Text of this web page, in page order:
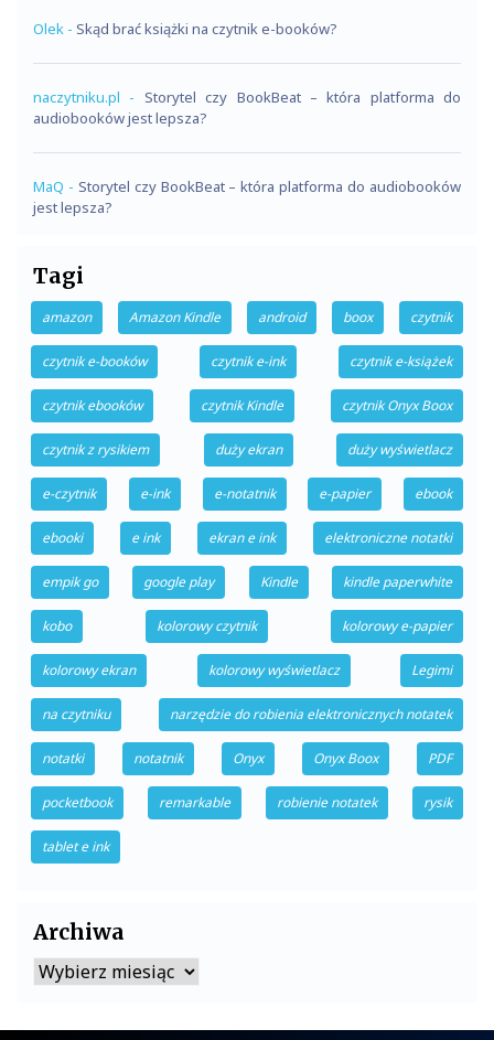
Olek - Skąd brać książki na czytnik e-booków?
naczytniku.pl - Storytel czy BookBeat – która platforma do
audiobooków jest lepsza?
MaQ - Storytel czy BookBeat – która platforma do audiobooków
jest lepsza?
Tagi
amazon Amazon Kindle android boox czytnik
czytnik e-booków czytnik e-ink czytnik e-książek
czytnik ebooków czytnik Kindle czytnik Onyx Boox
czytnik z rysikiem duży ekran duży wyświetlacz
e-czytnik e-ink e-notatnik e-papier ebook
ebooki e ink ekran e ink elektroniczne notatki
empik go google play Kindle kindle paperwhite
kobo kolorowy czytnik kolorowy e-papier
kolorowy ekran kolorowy wyświetlacz Legimi
na czytniku narzędzie do robienia elektronicznych notatek
notatki notatnik Onyx Onyx Boox PDF
pocketbook remarkable robienie notatek rysik
tablet e ink
Archiwa
Archiwa